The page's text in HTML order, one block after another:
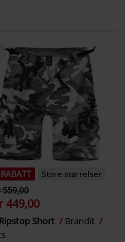
Store størrelser
559,00
449,00
Short
Brandit